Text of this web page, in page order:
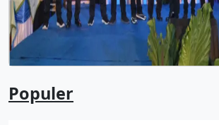
Populer